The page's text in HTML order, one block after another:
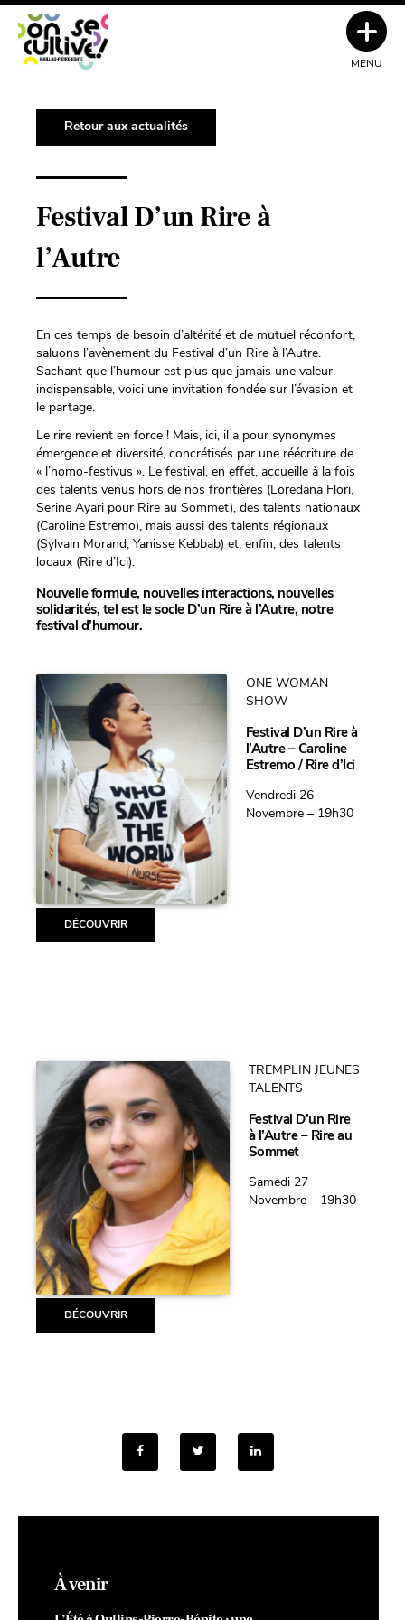
Retour aux actualités
Festival D’un Rire à
l’Autre
En ces temps de besoin d’altérité et de mutuel réconfort,
saluons l’avènement du Festival d’un Rire à l’Autre.
Sachant que l’humour est plus que jamais une valeur
indispensable, voici une invitation fondée sur l’évasion et
le partage.
Le rire revient en force ! Mais, ici, il a pour synonymes
émergence et diversité, concrétisés par une réécriture de
« l’homo-festivus ». Le festival, en effet, accueille à la fois
des talents venus hors de nos frontières (Loredana Flori,
Serine Ayari pour Rire au Sommet), des talents nationaux
(Caroline Estremo), mais aussi des talents régionaux
(Sylvain Morand, Yanisse Kebbab) et, enfin, des talents
locaux (Rire d’Ici).
Nouvelle formule, nouvelles interactions, nouvelles
solidarités, tel est le socle D’un Rire à l’Autre, notre
festival d’humour.
ONE WOMAN
SHOW
Festival D’un Rire à
l’Autre – Caroline
Estremo / Rire d’Ici
Vendredi 26
Novembre – 19h30
DÉCOUVRIR
TREMPLIN JEUNES
TALENTS
Festival D’un Rire
à l’Autre – Rire au
Sommet
Samedi 27
Novembre – 19h30
DÉCOUVRIR
À venir
MENU